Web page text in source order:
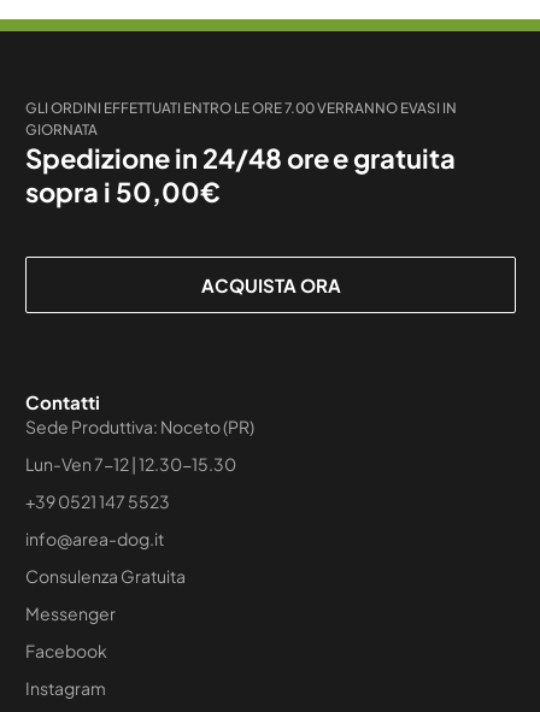
GLI ORDINI EFFETTUATI ENTRO LE ORE 7.00 VERRANNO EVASI IN
GIORNATA
Spedizione in 24/48 ore e gratuita
sopra i 50,00€
ACQUISTA ORA
Contatti
Sede Produttiva: Noceto (PR)
Lun-Ven 7-12 | 12.30-15.30
+39 0521 147 5523
info@area-dog.it
Consulenza Gratuita
Messenger
Facebook
Instagram